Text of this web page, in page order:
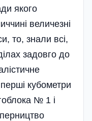
якого
величезні
то, знали всі,
задовго до
кубометри
№ 1 і